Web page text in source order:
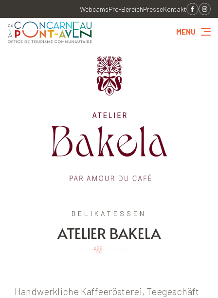
WebcamsPro-BereichPresseKontakt
MENU
DELIKATESSEN
ATELIER BAKELA
Handwerkliche Kaffeerösterei, Teegeschäft